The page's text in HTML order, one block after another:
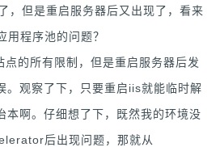
，但是重启服务器后又出现了，看来
程序池的问题？
的所有限制，但是重启服务器后发
。观察了下，只要重启iis就能临时解
本啊。仔细想了下，既然我的环境没
后出现问题，那就从